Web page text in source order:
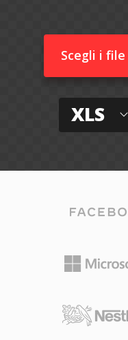
Scegli i file
XLS